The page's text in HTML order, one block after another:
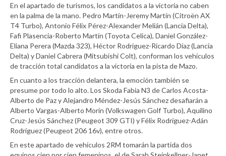
En el apartado de turismos, los candidatos a la victoria no caben
en la palma de la mano. Pedro Martín-Jeremy Martín (Citroën AX
T4 Turbo), Antonio Félix Pérez-Alexander Melián (Lancia Delta),
Fafi Plasencia-Roberto Martín (Toyota Celica), Daniel González-
Eliana Perera (Mazda 323), Héctor Rodríguez-Ricardo Díaz (Lancia
Delta) y Daniel Cabrera (Mitsubishi Colt), conforman los vehículos
de tracción total candidatos a la victoria en la pista de Mazo.
En cuanto a los tracción delantera, la emoción también se
presume por todo lo alto. Los Skoda Fabia N3 de Carlos Acosta-
Alberto de Paz y Alejandro Méndez-Jesús Sánchez desafiarán a
Alberto Vargas-Alberto Morín (Volkswagen Golf Turbo), Aquilino
Cruz-Jesús Sánchez (Peugeot 309 GTI) y Félix Rodríguez-Adán
Rodríguez (Peugeot 206 16v), entre otros.
En este apartado de vehículos 2RM tomarán la partida dos